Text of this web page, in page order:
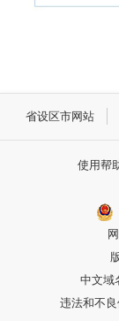
省设区市网站
使用帮
中文域
违法和不良